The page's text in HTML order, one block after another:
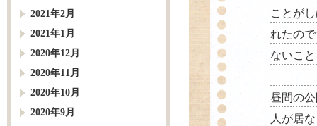
2021年2月
2021年1月
2020年12月
2020年11月
2020年10月
2020年9月
ことが
れたの
ないこ
昼間の
人が居